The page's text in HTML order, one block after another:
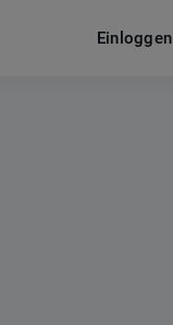
Einloggen